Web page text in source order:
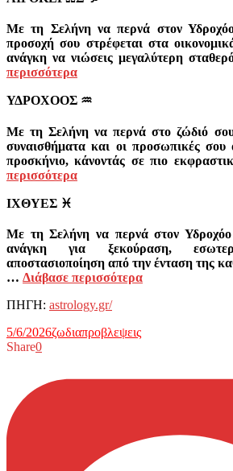
Με τη Σελήνη να περνά στον
προσοχή σου στρέφεται στα
ανάγκη να νιώσεις μεγαλύτερη
περισσότερα
ΥΔΡΟΧΟΟΣ ♒
Με τη Σελήνη να περνά στο ζώδιό
συναισθήματα και οι προσωπικές σου
προσκήνιο, κάνοντάς σε πιο
περισσότερα
ΙΧΘΥΕΣ ♓
Με τη Σελήνη να περνά στον
ανάγκη για ξεκούραση,
αποστασιοποίηση από την ένταση της
… Διάβασε περισσότερα
ΠΗΓΗ: astrology.gr/
5/6/2026ζωδιαπροβλεψεις
Share0